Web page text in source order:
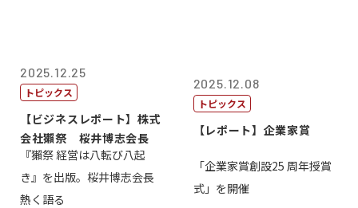
2025.12.25
トピックス
【ビジネスレポート】株式
会社獺祭 桜井博志会長
『獺祭 経営は八転び八起
き』を出版。桜井博志会長
熱く語る
2025.12.08
トピックス
【レポート】企業家賞
「企業家賞創設25 周年授賞
式」を開催